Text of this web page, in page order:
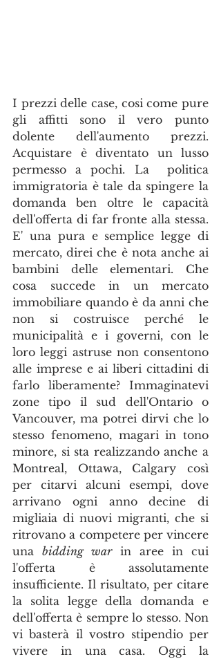
I prezzi delle case, cosi come pure
gli affitti sono il vero punto
dolente dell'aumento prezzi.
Acquistare è diventato un lusso
permesso a pochi. La  politica
immigratoria è tale da spingere la
domanda ben oltre le capacità
dell'offerta di far fronte alla stessa.
E' una pura e semplice legge di
mercato, direi che è nota anche ai
bambini delle elementari. Che
cosa succede in un mercato
immobiliare quando è da anni che
non si costruisce perché le
municipalità e i governi, con le
loro leggi astruse non consentono
alle imprese e ai liberi cittadini di
farlo liberamente? Immaginatevi
zone tipo il sud dell'Ontario o
Vancouver, ma potrei dirvi che lo
stesso fenomeno, magari in tono
minore, si sta realizzando anche a
Montreal, Ottawa, Calgary così
per citarvi alcuni esempi, dove
arrivano ogni anno decine di
migliaia di nuovi migranti, che si
ritrovano a competere per vincere
una bidding war in aree in cui
l'offerta è assolutamente
insufficiente. Il risultato, per citare
la solita legge della domanda e
dell'offerta è sempre lo stesso. Non
vi basterà il vostro stipendio per
vivere in una casa. Oggi la